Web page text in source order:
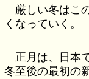
厳しい冬はこ
くなっていく。
正月は、日本
冬至後の最初の